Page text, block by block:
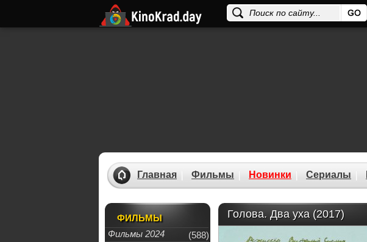
Главная Фильмы Новинки Сериалы
ФИЛЬМЫ
Фильмы 2024
(588)
Голова. Два уха (2017)